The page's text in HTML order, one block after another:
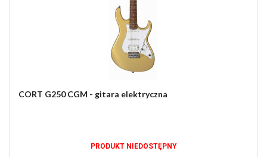
CORT G250 CGM - gitara elektryczna
PRODUKT NIEDOSTĘPNY